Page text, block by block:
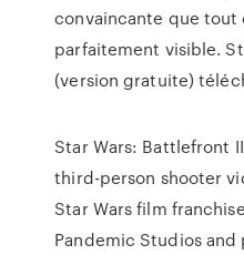
convaincante que
parfaitement visible.
(version gratuite)
Star Wars: Battlefront
third-person shooter
Star Wars film
Pandemic Studios